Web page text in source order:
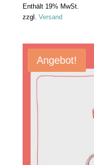
Enthält 19% MwSt.
zzgl. Versand
Angebot!